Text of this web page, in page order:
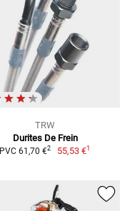
TRW
Durites De Frein
PVC 61,70 €2 55,53 €1